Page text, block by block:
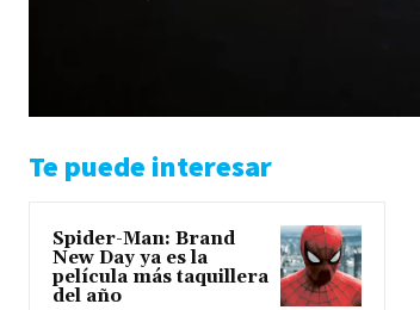
Te puede interesar
Spider-Man: Brand
New Day ya es la
película más taquillera
del año